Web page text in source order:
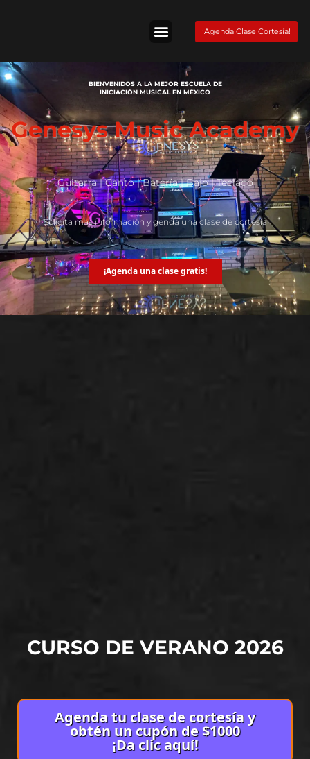
¡Agenda Clase Cortesía!
BIENVENIDOS A LA MEJOR ESCUELA DE
INICIACIÓN MUSICAL EN MÉXICO
Genesys Music Academy
Guitarra | Canto | Batería | Bajo | Teclado
Solicita más información y genda una clase de cortesía
¡Agenda una clase gratis!
CURSO DE VERANO 2026
Agenda tu clase de cortesía y
obtén un cupón de $1000
¡Da clic aquí!